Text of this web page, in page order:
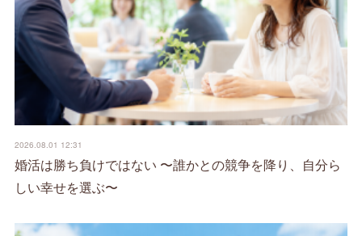
2026.08.01 12:31
婚活は勝ち負けではない 〜誰かとの競争を降り、自分ら
しい幸せを選ぶ〜